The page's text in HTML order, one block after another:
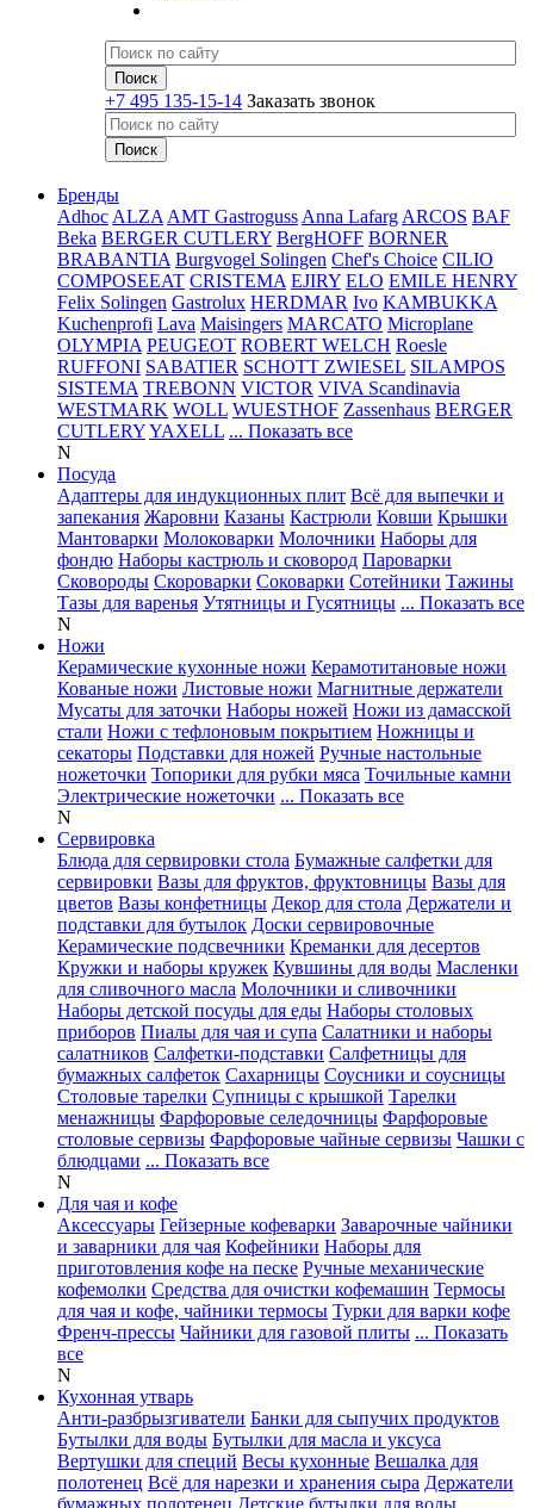
+7 495 135-15-14 Заказать звонок
Бренды
Adhoc ALZA AMT Gastroguss Anna Lafarg ARCOS BAF
Beka BERGER CUTLERY BergHOFF BORNER
BRABANTIA Burgvogel Solingen Chef's Choice CILIO
COMPOSEEAT CRISTEMA EJIRY ELO EMILE HENRY
Felix Solingen Gastrolux HERDMAR Ivo KAMBUKKA
Kuchenprofi Lava Maisingers MARCATO Microplane
OLYMPIA PEUGEOT ROBERT WELCH Roesle
RUFFONI SABATIER SCHOTT ZWIESEL SILAMPOS
SISTEMA TREBONN VICTOR VIVA Scandinavia
WESTMARK WOLL WUESTHOF Zassenhaus BERGER
CUTLERYYAXELL ... Показать все
N
Посуда
Адаптеры для индукционных плит Всё для выпечки и
запекания Жаровни Казаны Кастрюли Ковши Крышки
Мантоварки Молоковарки Молочники Наборы для
фондю Наборы кастрюль и сковород Пароварки
Сковороды Скороварки Соковарки Сотейники Тажины
Тазы для варенья Утятницы и Гусятницы ... Показать все
N
Ножи
Керамические кухонные ножи Керамотитановые ножи
Кованые ножи Листовые ножи Магнитные держатели
Мусаты для заточки Наборы ножей Ножи из дамасской
стали Ножи с тефлоновым покрытием Ножницы и
секаторы Подставки для ножей Ручные настольные
ножеточки Топорики для рубки мяса Точильные камни
Электрические ножеточки ... Показать все
N
Сервировка
Блюда для сервировки стола Бумажные салфетки для
сервировки Вазы для фруктов, фруктовницы Вазы для
цветов Вазы конфетницы Декор для стола Держатели и
подставки для бутылок Доски сервировочные
Керамические подсвечники Креманки для десертов
Кружки и наборы кружек Кувшины для воды Масленки
для сливочного масла Молочники и сливочники
Наборы детской посуды для еды Наборы столовых
приборов Пиалы для чая и супа Салатники и наборы
салатников Салфетки-подставки Салфетницы для
бумажных салфеток Сахарницы Соусники и соусницы
Столовые тарелки Супницы с крышкой Тарелки
менажницы Фарфоровые селедочницы Фарфоровые
столовые сервизы Фарфоровые чайные сервизы Чашки с
блюдцами ... Показать все
N
Для чая и кофе
Аксессуары Гейзерные кофеварки Заварочные чайники
и заварники для чая Кофейники Наборы для
приготовления кофе на песке Ручные механические
кофемолки Средства для очистки кофемашин Термосы
для чая и кофе, чайники термосы Турки для варки кофе
Френч-прессы Чайники для газовой плиты ... Показать
все
N
Кухонная утварь
Анти-разбрызгиватели Банки для сыпучих продуктов
Бутылки для воды Бутылки для масла и уксуса
Вертушки для специй Весы кухонные Вешалка для
полотенец Всё для нарезки и хранения сыра Держатели
бумажных полотенец Детские бутылки для воды